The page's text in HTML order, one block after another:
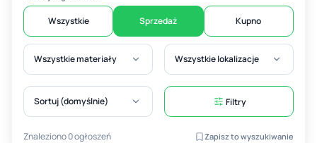
Wszystkie Sprzedaż Kupno
Wszystkie materiały Wszystkie lokalizacje
Sortuj (domyślnie) Filtry
Znaleziono 0 ogłoszeń Zapisz to wyszukiwanie